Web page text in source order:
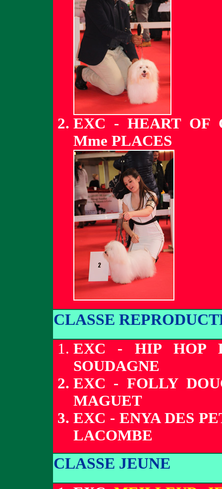
EXC - HEART OF
Mme PLACES
CLASSE
EXC - HIP HOP
SOUDAGNE
EXC - FOLLY
MAGUET
EXC - ENYA DES
LACOMBE
CLASSE JEUNE